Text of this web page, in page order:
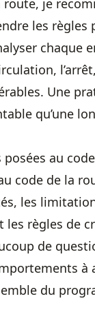
route, je
les règles
chaque
Une
qu’une
au
code de la
les
les règles de
de
à
du